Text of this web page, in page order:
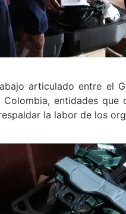
articulado entre el
entidades
la labor de los